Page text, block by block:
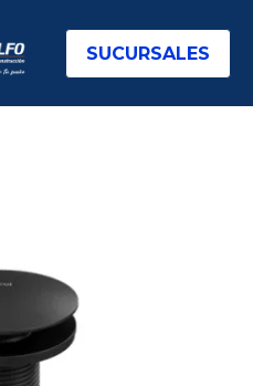
SUCURSALES